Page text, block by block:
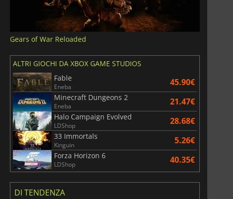
Gears of War Reloaded
ALTRI GIOCHI DA XBOX GAME STUDIOS
Fable
Eneba 45.90€
Minecraft Dungeons 2
Eneba 21.47€
Halo Campaign Evolved
LDShop 28.68€
33 Immortals
Kinguin 5.26€
Forza Horizon 6
LDShop 40.35€
DI TENDENZA